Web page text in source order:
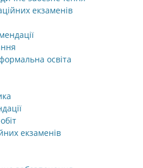
екзаменів
освіта
екзаменів